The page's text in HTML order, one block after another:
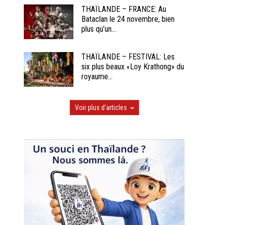
THAÏLANDE – FRANCE: Au
Bataclan le 24 novembre, bien
plus qu’un...
THAÏLANDE – FESTIVAL: Les
six plus beaux «Loy Krathong» du
royaume...
Voir plus d'articles